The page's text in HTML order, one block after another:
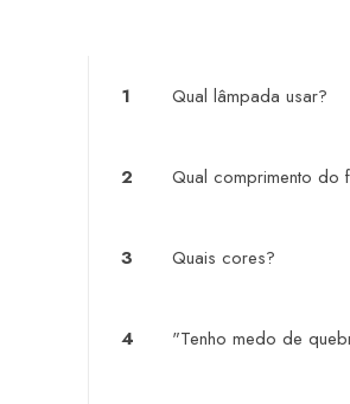
1 Qual lâmpada usar?
2 Qual comprimento do
3 Quais cores?
4 "Tenho medo de